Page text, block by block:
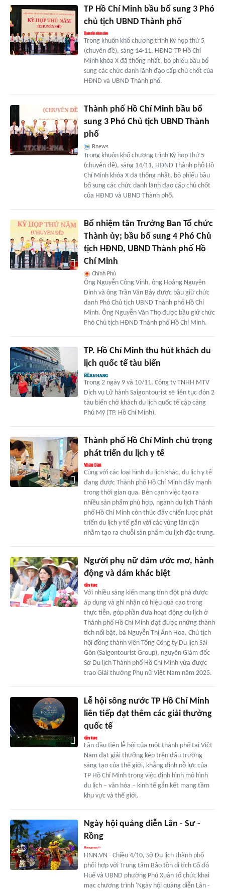
TP Hồ Chí Minh bầu bổ sung 3 Phó
chủ tịch UBND Thành phố
Trong khuôn khổ chương trình Kỳ họp thứ 5
(chuyên đề), sáng 14-11, HĐND TP Hồ Chí
Minh khóa X đã thống nhất, bỏ phiếu bầu bổ
sung các chức danh lãnh đạo cấp chủ chốt của
HĐND và UBND Thành phố.
Thành phố Hồ Chí Minh bầu bổ
sung 3 Phó Chủ tịch UBND Thành
phố
Bnews
Trong khuôn khổ chương trình Kỳ họp thứ 5
(chuyên đề), sáng 14/11, HĐND Thành phố Hồ
Chí Minh khóa X đã thống nhất, bỏ phiếu bầu
bổ sung các chức danh lãnh đạo cấp chủ chốt
của HĐND và UBND Thành phố.
Bổ nhiệm tân Trưởng Ban Tổ chức
Thành ủy; bầu bổ sung 4 Phó Chủ
tịch HĐND, UBND Thành phố Hồ
Chí Minh
Chính Phủ
Ông Nguyễn Công Vinh, ông Hoàng Nguyên
Dinh và ông Trần Văn Bảy được bầu giữ chức
danh Phó Chủ tịch UBND Thành phố Hồ Chí
Minh. Ông Nguyễn Văn Thọ được bầu giữ chức
Phó Chủ tịch HĐND Thành phố Hồ Chí Minh.
TP. Hồ Chí Minh thu hút khách du
lịch quốc tế tàu biển
Trong 2 ngày 9 và 10/11, Công ty TNHH MTV
Dịch vụ Lữ hành Saigontourist sẽ liên tục đón 2
tàu biển chở khách du lịch quốc tế cập cảng
Phú Mỹ (TP. Hồ Chí Minh).
Thành phố Hồ Chí Minh chú trọng
phát triển du lịch y tế
Cùng với các loại hình du lịch khác, du lịch y tế
đang được Thành phố Hồ Chí Minh đẩy mạnh
trong thời gian qua. Bên cạnh việc tạo ra
nhiều sản phẩm phù hợp, ngành du lịch Thành
phố Hồ Chí Minh còn thúc đẩy chiến lược phát
triển du lịch y tế gắn với các vùng lân cận
nhằm tạo ra chuỗi sản phẩm du lịch đặc trưng.
Người phụ nữ dám ước mơ, hành
động và dám khác biệt
Với nhiều sáng kiến mang tính đột phá được
áp dụng và ghi nhận có hiệu quả cao trong
thực tiễn, góp phần đưa hoạt động du lịch ở
Thành phố Hồ Chí Minh đạt được những thành
tích nổi bật, bà Nguyễn Thị Ánh Hoa, Chủ tịch
hội đồng thành viên Tổng Công ty Du lịch Sài
Gòn (Saigontourist Group), nguyên Giám đốc
Sở Du lịch Thành phố Hồ Chí Minh vừa được
trao Giải thưởng Phụ nữ Việt Nam năm 2025.
Lễ hội sông nước TP Hồ Chí Minh
liên tiếp đạt thêm các giải thưởng
quốc tế
Lần đầu tiên lễ hội của một thành phố tại Việt
Nam đạt giải thưởng kép trên đấu trường
sáng tạo của thế giới, khẳng định nỗ lực của
TP Hồ Chí Minh trong việc định hình mô hình
du lịch – văn hóa – kinh tế gắn kết mang tầm
khu vực và thế giới.
Ngày hội quảng diễn Lân - Sư -
Rồng
HNN.VN - Chiều 4/10, Sở Du lịch thành phố
phối hợp với Trung tâm Bảo tồn di tích Cố đô
Huế và UBND phường Phú Xuân tổ chức khai
mạc chương trình 'Ngày hội quảng diễn Lân -